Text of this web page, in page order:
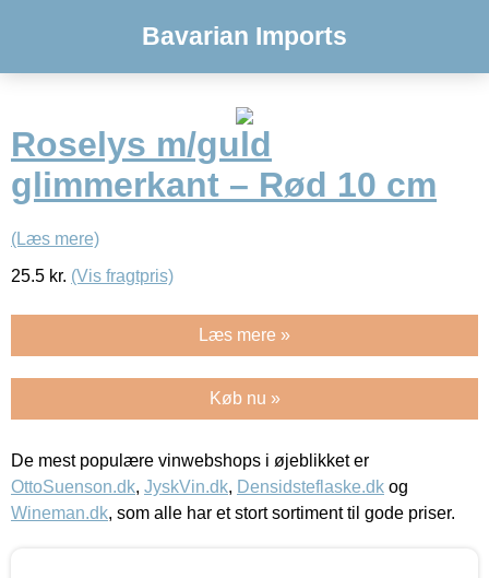
Bavarian Imports
Roselys m/guld
glimmerkant – Rød 10 cm
(Læs mere)
25.5 kr. (Vis fragtpris)
Læs mere »
Køb nu »
De mest populære vinwebshops i øjeblikket er
OttoSuenson.dk, JyskVin.dk, Densidsteflaske.dk og
Wineman.dk, som alle har et stort sortiment til gode priser.